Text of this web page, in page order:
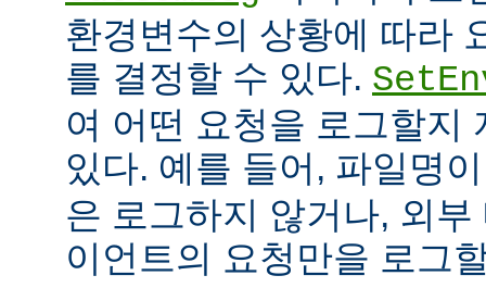
환경변수의 상황에 따라
를 결정할 수 있다.
여 어떤 요청을 로그할지
있다. 예를 들어, 파일명
은 로그하지 않거나, 외
이언트의 요청만을 로그